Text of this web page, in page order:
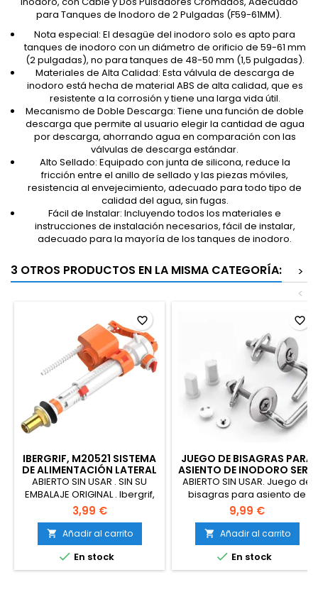
para Tanques de Inodoro de 2 Pulgadas (F59-61MM).
Nota especial: El desagüe del inodoro solo es apto para
tanques de inodoro con un diámetro de orificio de 59-61 mm
(2 pulgadas), no para tanques de 48-50 mm (1,5 pulgadas).
Materiales de Alta Calidad: Esta válvula de descarga de
inodoro está hecha de material ABS de alta calidad, que es
resistente a la corrosión y tiene una larga vida útil.
Mecanismo de Doble Descarga: Tiene una función de doble
descarga que permite al usuario elegir la cantidad de agua
por descarga, ahorrando agua en comparación con las
válvulas de descarga estándar.
Alto Sellado: Equipado con junta de silicona, reduce la
fricción entre el anillo de sellado y las piezas móviles,
resistencia al envejecimiento, adecuado para todo tipo de
calidad del agua, sin fugas.
Fácil de Instalar: Incluyendo todos los materiales e
instrucciones de instalación necesarios, fácil de instalar,
adecuado para la mayoría de los tanques de inodoro.
3 OTROS PRODUCTOS EN LA MISMA CATEGORÍA:
>
<
IBERGRIF, M20521 SISTEMA
DE ALIMENTACIÓN LATERAL
O INFERIOR DEL TANQUE
DEL INODORO
ABIERTO SIN USAR . SIN SU
EMBALAJE ORIGINAL . Ibergrif,
M20521 Sistema de
Alimentación Lateral o Inferior
del Tanque del Inodoro,
Válvula de Llenado de
Inodoro con Tuerca de Latón,
Válvula de Alimentación
3,99 €
 Añadir al carrito
 En stock
favorite_border
JUEGO DE BISAGRAS PARA
ASIENTO DE INODORO SERIE
CONNECT, EW00467,
NEUTRO
ABIERTO SIN USAR. Juego de
bisagras para asiento de
inodoro serie Connect,
EW00467, Neutro
9,99 €
 Añadir al carrito
 En stock
favorite_border